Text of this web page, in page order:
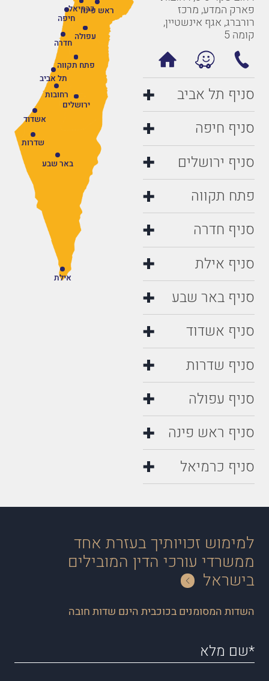
פארק המדע, מרכז
רורברג, אגף אינשטיין,
קומה 5
סניף תל אביב
סניף חיפה
סניף ירושלים
פתח תקווה
סניף חדרה
סניף אילת
סניף באר שבע
סניף אשדוד
סניף שדרות
סניף עפולה
סניף ראש פינה
סניף כרמיאל
רחובות
תל אביב
חיפה
ירושלים
פתח תקווה
חדרה
אילת
באר שבע
אשדוד
שדרות
עפולה
ראש פינהכרמיאל
למימוש זכויותיך בעזרת אחד
ממשרדי עורכי הדין המובילים
בישראל
השדות המסומנים בכוכבית הינם שדות חובה